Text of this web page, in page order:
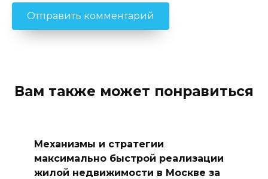
Вам также может понравиться
Механизмы и стратегии
максимально быстрой реализации
жилой недвижимости в Москве за